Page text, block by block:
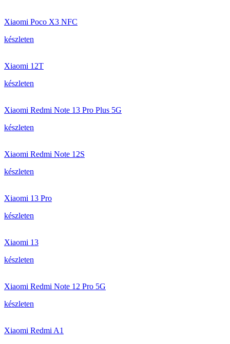
Xiaomi Poco X3 NFC
készleten
Xiaomi 12T
készleten
Xiaomi Redmi Note 13 Pro Plus 5G
készleten
Xiaomi Redmi Note 12S
készleten
Xiaomi 13 Pro
készleten
Xiaomi 13
készleten
Xiaomi Redmi Note 12 Pro 5G
készleten
Xiaomi Redmi A1